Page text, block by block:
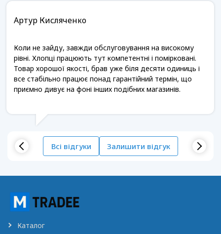
Артур Кисляченко
Коли не зайду, завжди обслуговування на високому
рівні. Хлопці працюють тут компетентні і помірковані.
Товар хорошої якості, брав уже біля десяти одиниць і
все стабільно працює понад гарантійний термін, що
приємно дивує на фоні інших подібних магазинів.
Всі відгуки Залишити відгук
Каталог